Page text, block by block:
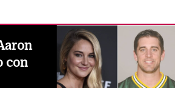
con